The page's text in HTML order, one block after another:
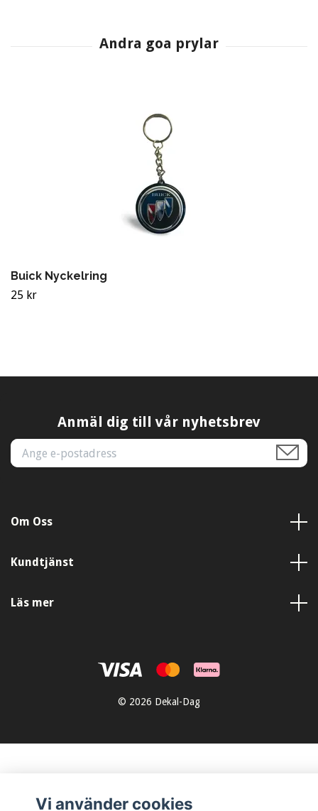
Buick Nyckelring
25 kr
Anmäl dig till vår nyhetsbrev
Om Oss
Kundtjänst
Läs mer
© 2026 Dekal-Dag
Vi använder cookies